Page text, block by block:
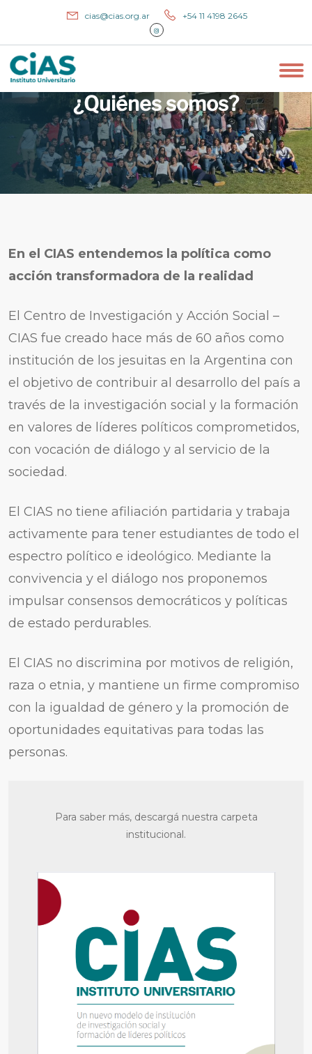
cias@cias.org.ar +54 11 4198 2645
¿Quiénes somos?
En el CIAS entendemos la política como
acción transformadora de la realidad
El Centro de Investigación y Acción Social –
CIAS fue creado hace más de 60 años como
institución de los jesuitas en la Argentina con
el objetivo de contribuir al desarrollo del país a
través de la investigación social y la formación
en valores de líderes políticos comprometidos,
con vocación de diálogo y al servicio de la
sociedad.
El CIAS no tiene afiliación partidaria y trabaja
activamente para tener estudiantes de todo el
espectro político e ideológico. Mediante la
convivencia y el diálogo nos proponemos
impulsar consensos democráticos y políticas
de estado perdurables.
El CIAS no discrimina por motivos de religión,
raza o etnia, y mantiene un firme compromiso
con la igualdad de género y la promoción de
oportunidades equitativas para todas las
personas.
Para saber más, descargá nuestra carpeta
institucional.